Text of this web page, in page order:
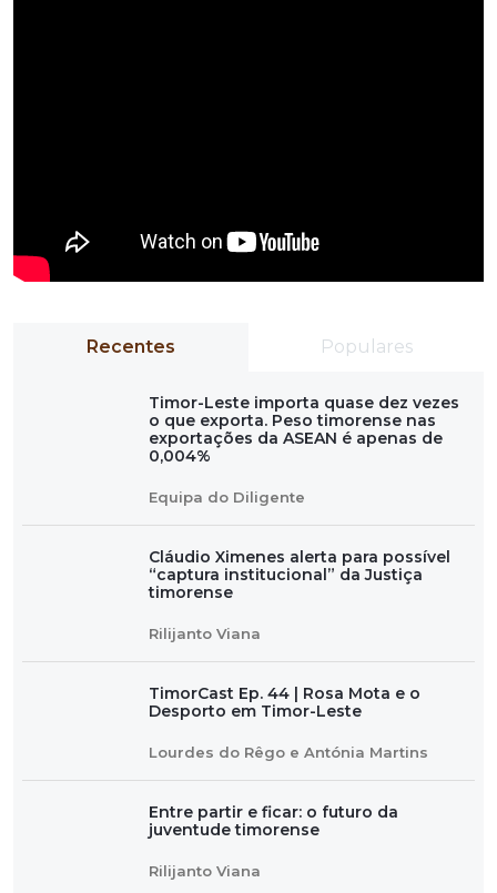
Recentes Populares
Timor-Leste importa quase dez vezes
o que exporta. Peso timorense nas
exportações da ASEAN é apenas de
0,004%
Equipa do Diligente
Cláudio Ximenes alerta para possível
“captura institucional” da Justiça
timorense
Rilijanto Viana
TimorCast Ep. 44 | Rosa Mota e o
Desporto em Timor-Leste
Lourdes do Rêgo e Antónia Martins
Entre partir e ficar: o futuro da
juventude timorense
Rilijanto Viana